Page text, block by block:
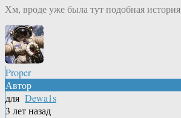
Хм, вроде уже была тут подобная история
Proper
Автор
для Dewa1s
3 лет назад